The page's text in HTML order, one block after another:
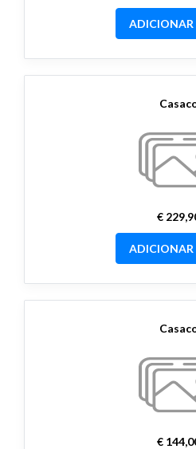
ADICIONAR
€
ADICIONAR
€